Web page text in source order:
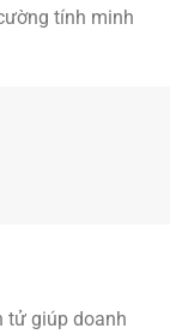
tính minh
tử giúp doanh